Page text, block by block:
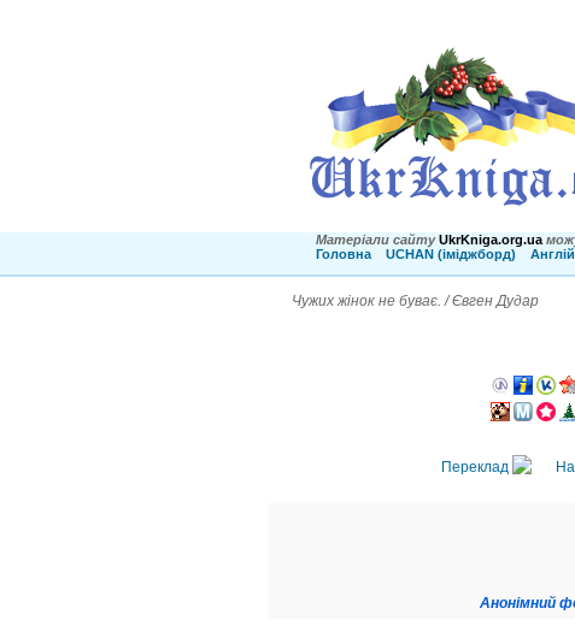
Матеріали сайту UkrKniga.org.ua
Головна
UCHAN (іміджборд)
Чужих жінок не буває. / Євген Дудар
Переклад
Анонімний